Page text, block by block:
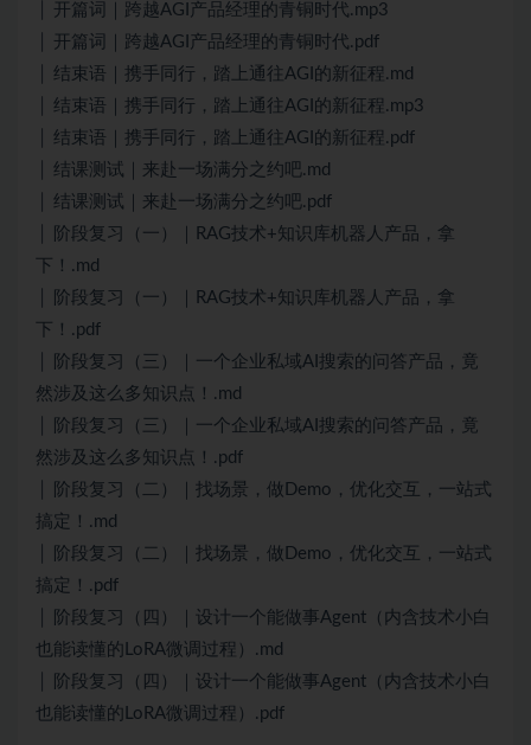
│ 开篇词｜跨越AGI产品经理的青铜时代.mp3
│ 开篇词｜跨越AGI产品经理的青铜时代.pdf
│ 结束语｜携手同行，踏上通往AGI的新征程.md
│ 结束语｜携手同行，踏上通往AGI的新征程.mp3
│ 结束语｜携手同行，踏上通往AGI的新征程.pdf
│ 结课测试｜来赴一场满分之约吧.md
│ 结课测试｜来赴一场满分之约吧.pdf
│ 阶段复习（一）｜RAG技术+知识库机器人产品，拿
下！.md
│ 阶段复习（一）｜RAG技术+知识库机器人产品，拿
下！.pdf
│ 阶段复习（三）｜一个企业私域AI搜索的问答产品，竟
然涉及这么多知识点！.md
│ 阶段复习（三）｜一个企业私域AI搜索的问答产品，竟
然涉及这么多知识点！.pdf
│ 阶段复习（二）｜找场景，做Demo，优化交互，一站式
搞定！.md
│ 阶段复习（二）｜找场景，做Demo，优化交互，一站式
搞定！.pdf
│ 阶段复习（四）｜设计一个能做事Agent（内含技术小白
也能读懂的LoRA微调过程）.md
│ 阶段复习（四）｜设计一个能做事Agent（内含技术小白
也能读懂的LoRA微调过程）.pdf